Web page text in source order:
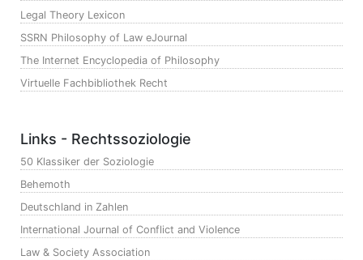
Legal Theory Lexicon
SSRN Philosophy of Law eJournal
The Internet Encyclopedia of Philosophy
Virtuelle Fachbibliothek Recht
Links - Rechtssoziologie
50 Klassiker der Soziologie
Behemoth
Deutschland in Zahlen
International Journal of Conflict and Violence
Law & Society Association